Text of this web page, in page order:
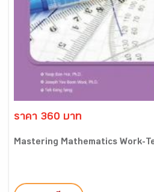
ราคา 360 บาท
Mastering Mathematics Work-